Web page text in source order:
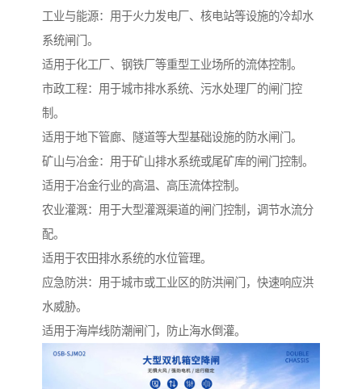
工业与能源：用于火力发电厂、核电站等设施的冷却水
系统闸门。
适用于化工厂、钢铁厂等重型工业场所的流体控制。
市政工程：用于城市排水系统、污水处理厂的闸门控
制。
适用于地下管廊、隧道等大型基础设施的防水闸门。
矿山与冶金：用于矿山排水系统或尾矿库的闸门控制。
适用于冶金行业的高温、高压流体控制。
农业灌溉：用于大型灌溉渠道的闸门控制，调节水流分
配。
适用于农田排水系统的水位管理。
应急防洪：用于城市或工业区的防洪闸门，快速响应洪
水威胁。
适用于海岸线防潮闸门，防止海水倒灌。